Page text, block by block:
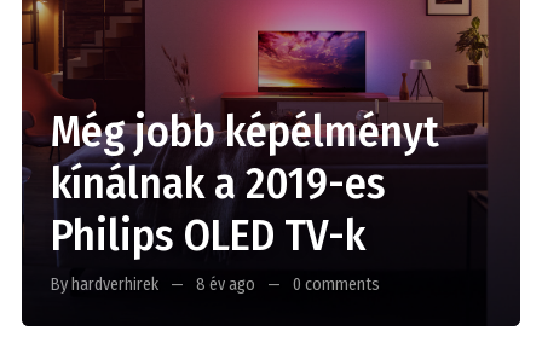
Még jobb képélményt
kínálnak a 2019-es
Philips OLED TV-k
By hardverhirek 8 év ago 0 comments